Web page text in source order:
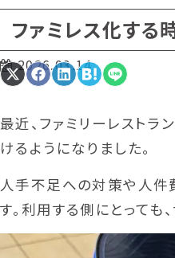
ファミレス化する
2026.03.14
Share
on
(Twitter)
Share
on
Share
on
Share
on
Share
on
最近、ファミリーレストラ
けるようになりました。
人手不足への対策や人件
す。利用する側にとっても